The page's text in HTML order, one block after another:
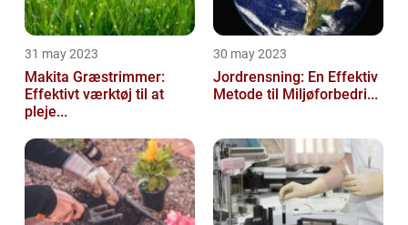
31 may 2023
Makita Græstrimmer:
Effektivt værktøj til at
pleje...
30 may 2023
Jordrensning: En Effektiv
Metode til Miljøforbedri...